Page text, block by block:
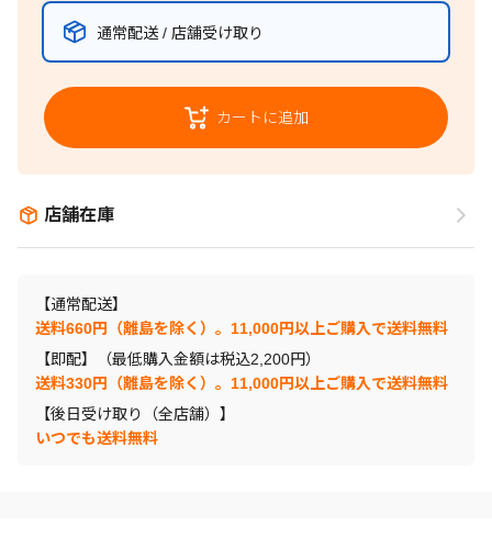
通常配送 / 店舗受け取り
カートに追加
店舗在庫
【通常配送】
送料660円（離島を除く）。11,000円以上ご購入で送料無料
【即配】（最低購入金額は税込2,200円）
送料330円（離島を除く）。11,000円以上ご購入で送料無料
【後日受け取り（全店舗）】
いつでも送料無料